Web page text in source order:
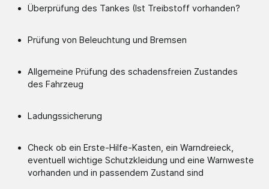
Überprüfung des Tankes (Ist Treibstoff vorhanden?
Prüfung von Beleuchtung und Bremsen
Allgemeine Prüfung des schadensfreien Zustandes
des Fahrzeug
Ladungssicherung
Check ob ein Erste-Hilfe-Kasten, ein Warndreieck,
eventuell wichtige Schutzkleidung und eine Warnweste
vorhanden und in passendem Zustand sind